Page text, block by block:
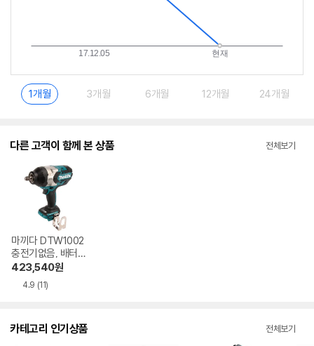
1개월 3개월 6개월 12개월 24개월
다른 고객이 함께 본 상품 전체보기
마끼다 DTW1002
충전기없음, 배터리
없음
423,540원
4.9 (11)
카테고리 인기상품 전체보기